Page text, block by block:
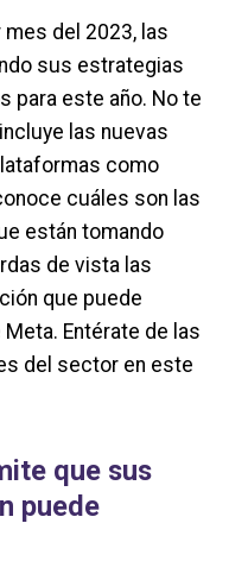
del 2023, las
sus estrategias
para este año. No te
las nuevas
como
cuáles son las
están tomando
de vista las
que puede
Entérate de las
del sector en este
que sus
puede